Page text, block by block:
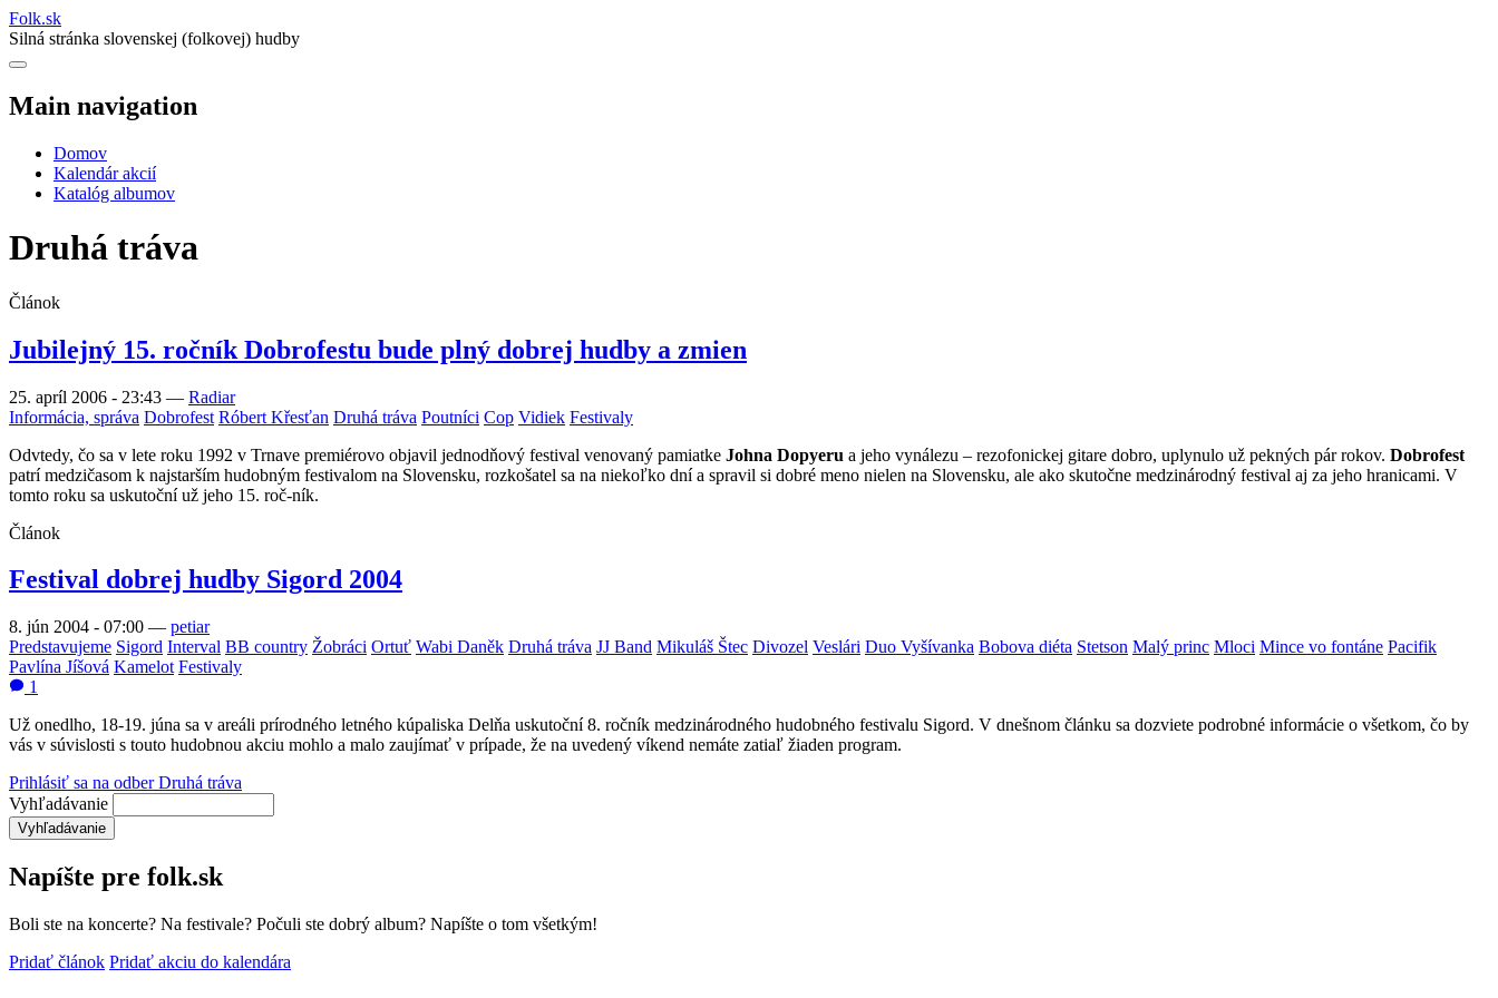
Folk.sk
Silná stránka slovenskej (folkovej) hudby
Main navigation
Domov
Kalendár akcií
Katalóg albumov
Druhá tráva
Článok
Jubilejný 15. ročník Dobrofestu bude plný dobrej hudby a zmien
25. apríl 2006 - 23:43 — Radiar
Informácia, správa Dobrofest Róbert Křesťan Druhá tráva Poutníci Cop Vidiek Festivaly
Odvtedy, čo sa v lete roku 1992 v Trnave premiérovo objavil jednodňový festival venovaný pamiatke Johna Dopyeru a jeho vynálezu – rezofonickej gitare dobro, uplynulo už pekných pár rokov. Dobrofest
patrí medzičasom k najstarším hudobným festivalom na Slovensku, rozkošatel sa na niekoľko dní a spravil si dobré meno nielen na Slovensku, ale ako skutočne medzinárodný festival aj za jeho hranicami. V
tomto roku sa uskutoční už jeho 15. roč-ník.
Článok
Festival dobrej hudby Sigord 2004
8. jún 2004 - 07:00 — petiar
Predstavujeme Sigord Interval BB country Žobráci Ortuť Wabi Daněk Druhá tráva JJ Band Mikuláš Štec Divozel Veslári Duo Vyšívanka Bobova diéta Stetson Malý princ Mloci Mince vo fontáne Pacifik
Pavlína Jíšová Kamelot Festivaly
1
Už onedlho, 18-19. júna sa v areáli prírodného letného kúpaliska Delňa uskutoční 8. ročník medzinárodného hudobného festivalu Sigord. V dnešnom článku sa dozviete podrobné informácie o všetkom, čo by
vás v súvislosti s touto hudobnou akciu mohlo a malo zaujímať v prípade, že na uvedený víkend nemáte zatiaľ žiaden program.
Prihlásiť sa na odber Druhá tráva
Vyhľadávanie
Napíšte pre folk.sk
Boli ste na koncerte? Na festivale? Počuli ste dobrý album? Napíšte o tom všetkým!
Pridať článok Pridať akciu do kalendára